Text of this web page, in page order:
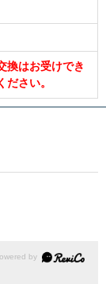
換はお受けでき
さい。